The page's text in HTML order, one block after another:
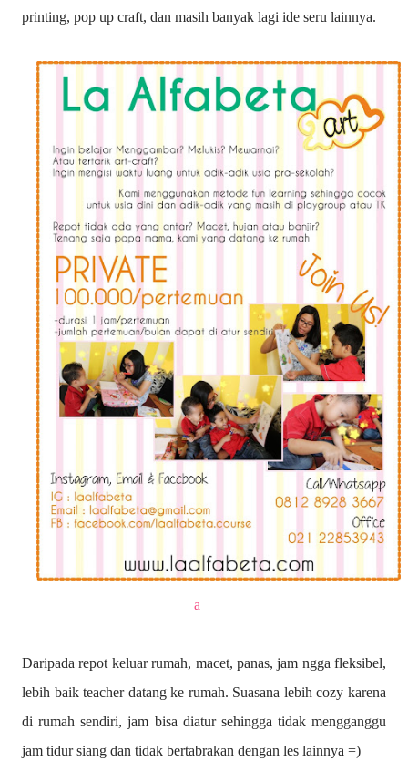
printing, pop up craft, dan masih banyak lagi ide seru lainnya.
a
Daripada repot keluar rumah, macet, panas, jam ngga fleksibel,
lebih baik teacher datang ke rumah. Suasana lebih cozy karena
di rumah sendiri, jam bisa diatur sehingga tidak mengganggu
jam tidur siang dan tidak bertabrakan dengan les lainnya =)